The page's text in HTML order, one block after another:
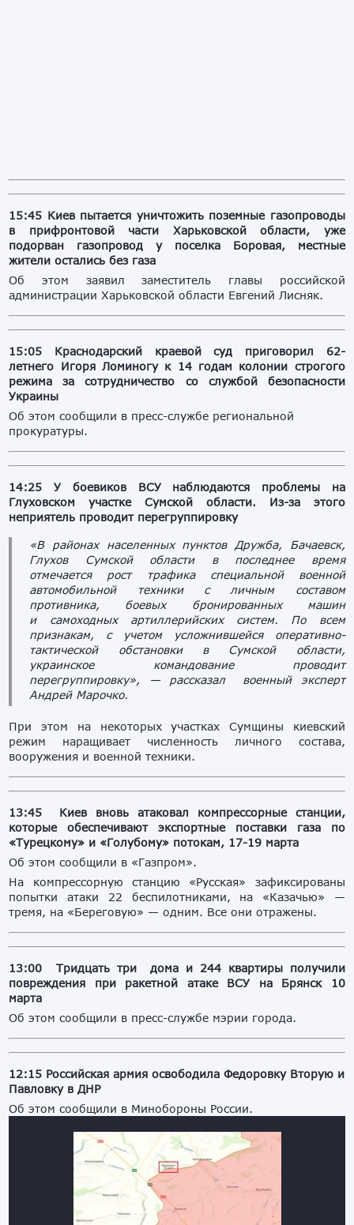
15:45 Киев пытается уничтожить поземные газопроводы
в прифронтовой части Харьковской области, уже
подорван газопровод у поселка Боровая, местные
жители остались без газа
Об этом заявил заместитель главы российской
администрации Харьковской области Евгений Лисняк.
15:05 Краснодарский краевой суд приговорил 62-
летнего Игоря Ломиногу к 14 годам колонии строгого
режима за сотрудничество со службой безопасности
Украины
Об этом сообщили в пресс-службе региональной
прокуратуры.
14:25 У боевиков ВСУ наблюдаются проблемы на
Глуховском участке Сумской области. Из-за этого
неприятель проводит перегруппировку
«В районах населенных пунктов Дружба, Бачаевск,
Глухов Сумской области в последнее время
отмечается рост трафика специальной военной
автомобильной техники с личным составом
противника, боевых бронированных машин
и самоходных артиллерийских систем. По всем
признакам, с учетом усложнившейся оперативно-
тактической обстановки в Сумской области,
украинское командование проводит
перегруппировку», — рассказал военный эксперт
Андрей Марочко.
При этом на некоторых участках Сумщины киевский
режим наращивает численность личного состава,
вооружения и военной техники.
13:45 Киев вновь атаковал компрессорные станции,
которые обеспечивают экспортные поставки газа по
«Турецкому» и «Голубому» потокам, 17-19 марта
Об этом сообщили в «Газпром».
На компрессорную станцию «Русская» зафиксированы
попытки атаки 22 беспилотниками, на «Казачью» —
тремя, на «Береговую» — одним. Все они отражены.
13:00 Тридцать три дома и 244 квартиры получили
повреждения при ракетной атаке ВСУ на Брянск 10
марта
Об этом сообщили в пресс-службе мэрии города.
12:15 Российская армия освободила Федоровку Вторую и
Павловку в ДНР
Об этом сообщили в Минобороны России.